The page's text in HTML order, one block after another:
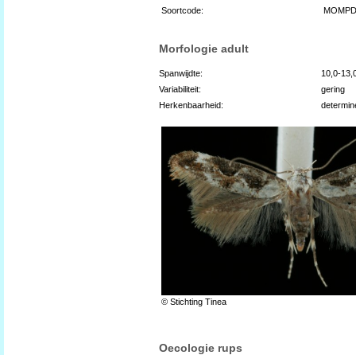
Soortcode:
Morfologie adult
Spanwijdte:
10,0-
Variabiliteit:
gering
Herkenbaarheid:
© Stichting Tinea
Oecologie rups